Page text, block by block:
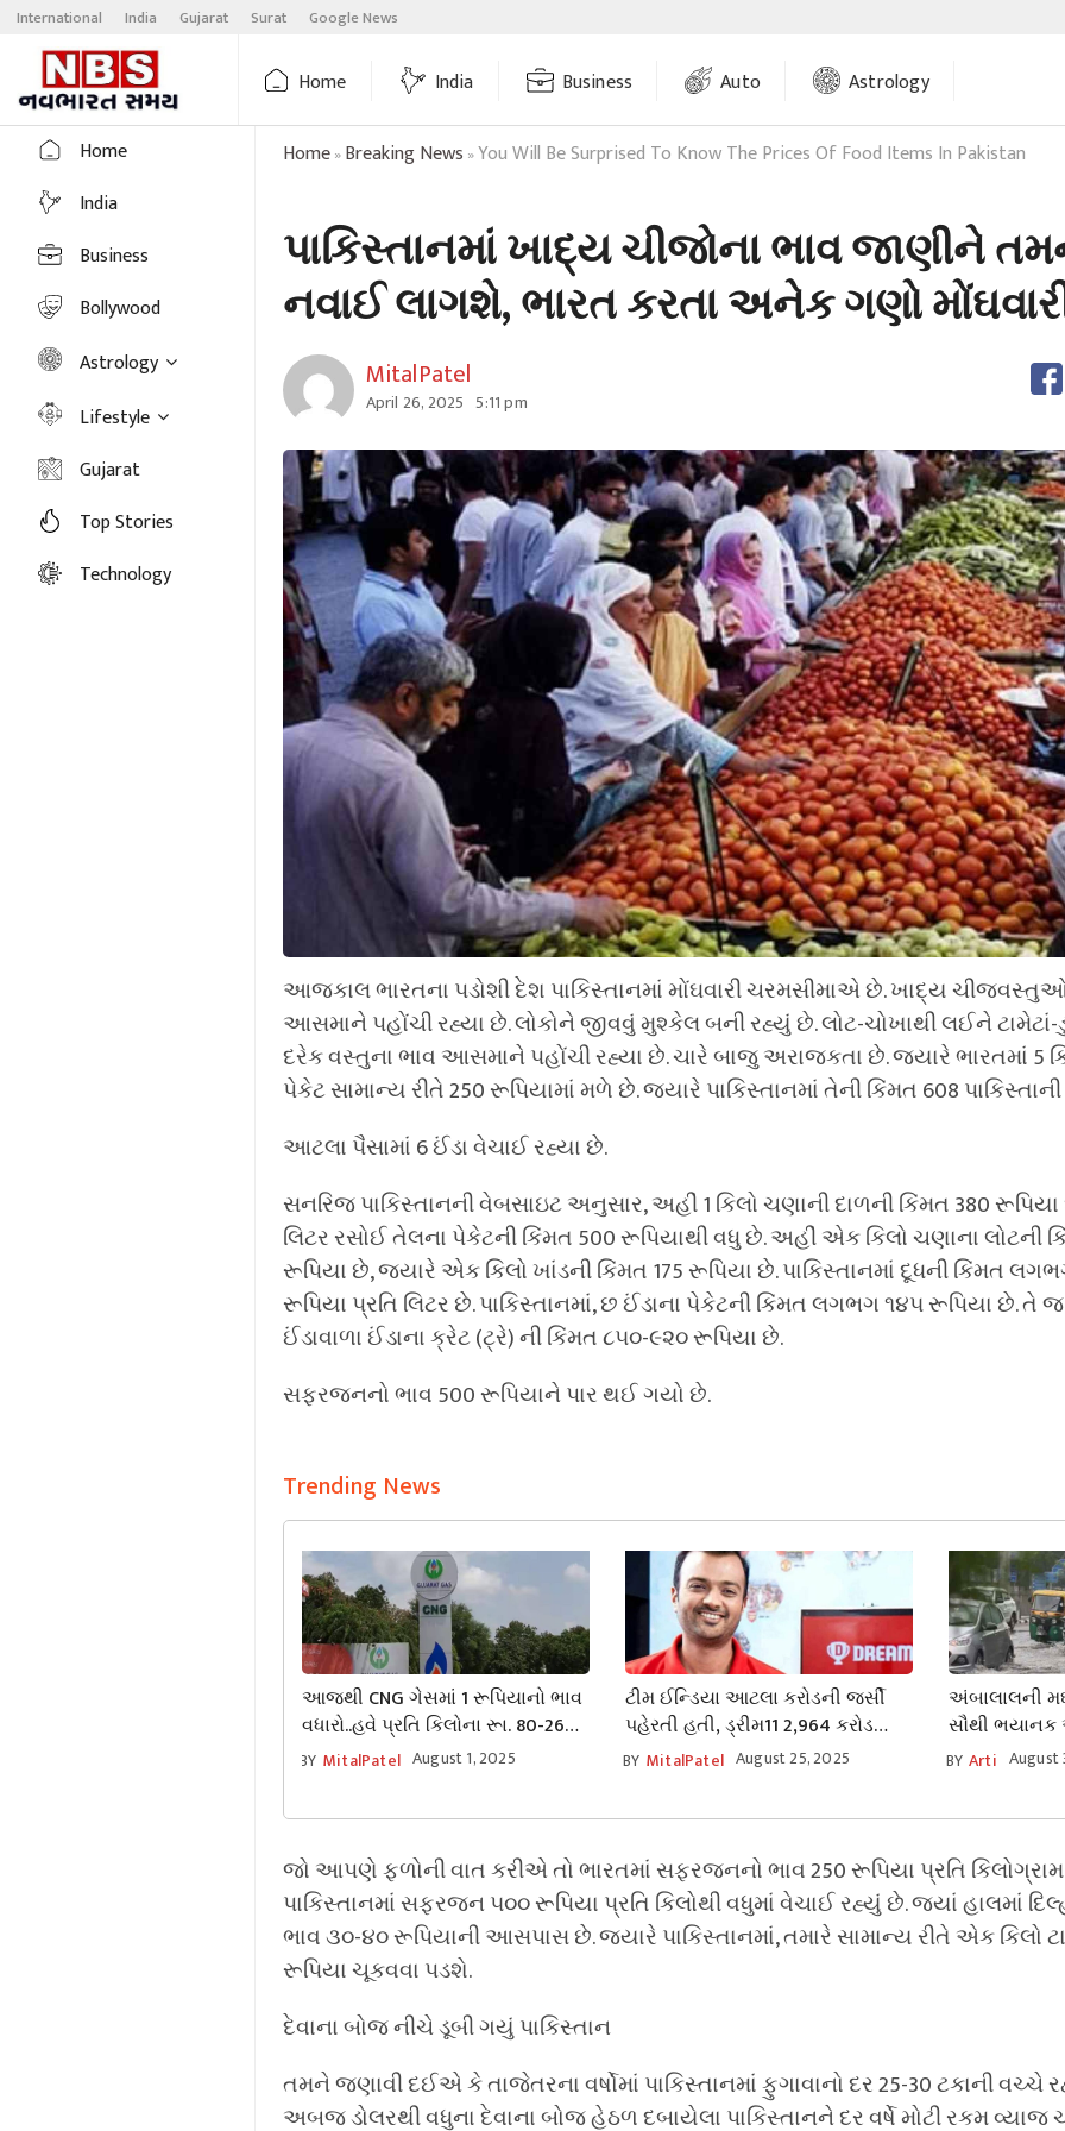
Skip
content
International India Gujarat Surat Google News
Home India Business Auto Astrology
Home
India
Business
Bollywood
Astrology
Lifestyle
Gujarat
Top Stories
Technology
Home»Breaking News »You Will Be Surprised To Know The Prices Of Food Items In Pakistan
પાકિસ્તાનમાં ખાદ્ય ચીજોના ભાવ જાણીને
નવાઈ લાગશે, ભારત કરતા અનેક ગણો
MitalPatel
April 26, 2025 5:11 pm
આજકાલ ભારતના પડોશી દેશ પાકિસ્તાનમાં મોંઘવારી ચરમસીમાએ છે. ખાદ્ય
આસમાને પહોંચી રહ્યા છે. લોકોને જીવવું મુશ્કેલ બની રહ્યું છે. લોટ-ચોખાથી લઈને ટામેટાં-
દરેક વસ્તુના ભાવ આસમાને પહોંચી રહ્યા છે. ચારે બાજુ અરાજકતા છે. જ્યારે ભારતમાં 5
પેકેટ સામાન્ય રીતે 250 રૂપિયામાં મળે છે. જ્યારે પાકિસ્તાનમાં તેની કિંમત 608
આટલા પૈસામાં 6 ઈંડા વેચાઈ રહ્યા છે.
સનરિજ પાકિસ્તાનની વેબસાઇટ અનુસાર, અહીં 1 કિલો ચણાની દાળની કિંમત 380
લિટર રસોઈ તેલના પેકેટની કિંમત 500 રૂપિયાથી વધુ છે. અહીં એક કિલો ચણાના લોટની
રૂપિયા છે, જ્યારે એક કિલો ખાંડની કિંમત 175 રૂપિયા છે. પાકિસ્તાનમાં દૂધની કિંમત
રૂપિયા પ્રતિ લિટર છે. પાકિસ્તાનમાં, છ ઈંડાના પેકેટની કિંમત લગભગ ૧૪૫ રૂપિયા છે. તે
ઈંડાવાળા ઈંડાના ક્રેટ (ટ્રે) ની કિંમત ૮૫૦-૯૨૦ રૂપિયા છે.
સફરજનનો ભાવ 500 રૂપિયાને પાર થઈ ગયો છે.
Trending News
આજથી CNG ગેસમાં 1 રૂપિયાનો ભાવ
વધારો..હવે પ્રતિ કિલોના રૂા. 80-26
ચૂકવવા પડશેઃ
BY MitalPatel August 1, 2025
ટીમ ઈન્ડિયા આટલા કરોડની જર્સી
પહેરતી હતી, ડ્રીમ11 2,964 કરોડ
ખર્ચતું હતું
BY MitalPatel August 25, 2025
અંબાલાલની
સૌથી ભયાનક
દાયક
BY Arti August
જો આપણે ફળોની વાત કરીએ તો ભારતમાં સફરજનનો ભાવ 250 રૂપિયા પ્રતિ
પાકિસ્તાનમાં સફરજન ૫૦૦ રૂપિયા પ્રતિ કિલોથી વધુમાં વેચાઈ રહ્યું છે. જ્યાં હાલમાં
ભાવ ૩૦-૪૦ રૂપિયાની આસપાસ છે. જ્યારે પાકિસ્તાનમાં, તમારે સામાન્ય રીતે એક કિલો
રૂપિયા ચૂકવવા પડશે.
દેવાના બોજ નીચે ડૂબી ગયું પાકિસ્તાન
તમને જણાવી દઈએ કે તાજેતરના વર્ષોમાં પાકિસ્તાનમાં ફુગાવાનો દર 25-30 ટકાની વચ્ચે
અબજ ડોલરથી વધુના દેવાના બોજ હેઠળ દબાયેલા પાકિસ્તાનને દર વર્ષે મોટી રકમ